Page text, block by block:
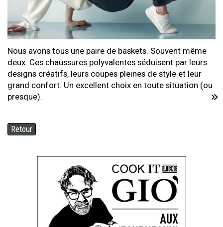
Nous avons tous une paire de baskets. Souvent même
deux. Ces chaussures polyvalentes séduisent par leurs
designs créatifs, leurs coupes pleines de style et leur
grand confort. Un excellent choix en toute situation (ou
presque).
Retour